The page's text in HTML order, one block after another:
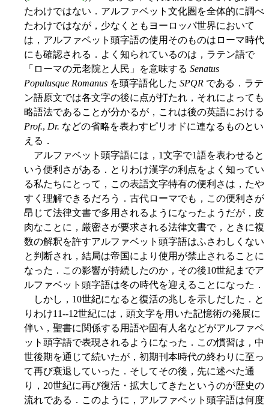
たわけではない．アルファベット文化圏を全体的に調べ
たわけではなが，少なくともヨーロッパ世界において
は，アルファベット頭字語の使用そのものはローマ時代
にも確認される．よく知られているのは，ラテン語で
「ローマの元老院と人民」を意味する Senatus
Populusque Romanus を頭字語化した SPQR である．ラテ
ン語原文では各文字の後に点が打たれ，それによっても
略語法であることが分かるが，これは後の英語における
Prof., Dr. などの省略を表わすピリオドに連なるものとい
える．
アルファベット頭字語には，1文字で1語を表わせると
いう便利さがある．とりわけ漢字の利点をよく知ってい
る私たちにとって，この表語文字特有の便利さは，たや
すく理解できるだろう．古代ローマでも，この便利さが
昂じて法律文書で多用されるようになったようだが，皮
肉なことに，厳密さが要求される法律文書で，ときに複
数の解釈を許すアルファベット頭字語はふさわしくない
と判断され，結局は帝国により使用が禁止されることに
なった．この影響が持続したのか，その後10世紀までア
ルファベット頭字語は冬の時代を迎えることになった．
しかし，10世紀になると復活の兆しを示しだした．と
りわけ11--12世紀には，頭文字を用いた記憶術の発展に
伴い，聖書に関係する用語や固有人名などがアルファベ
ット頭字語で表現されるようになった．この慣習は，中
世後期を通じて続いたが，初期刊本時代の終わりに至っ
て再び衰退していった．そしてその後，先に述べた通
り，20世紀に再び復活・拡大してきたというのが歴史の
流れである．このように，アルファベット頭字語は何度